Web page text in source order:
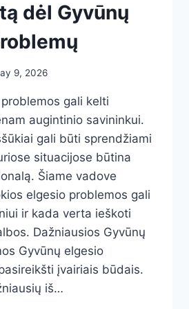
dėl Gyvūnų
9, 2026
gali kelti
augintinio savininkui.
gali būti sprendžiami
situacijose būtina
Šiame vadove
elgesio problemos gali
ir kada verta ieškoti
Dažniausios Gyvūnų
Gyvūnų elgesio
įvairiais būdais.
iš…